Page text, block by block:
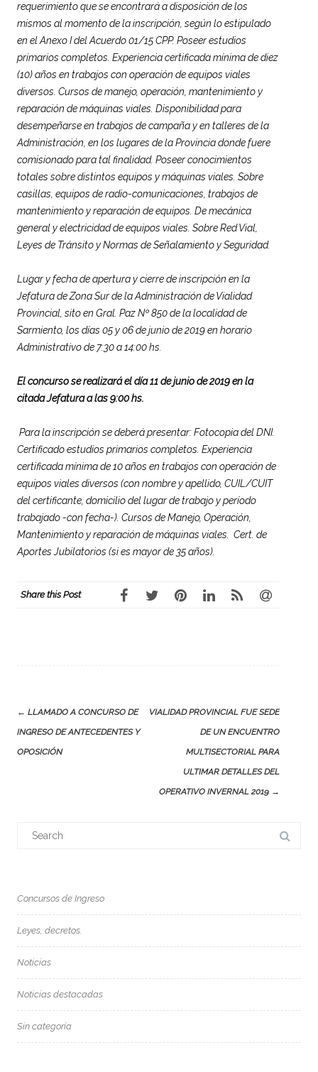
requerimiento que se encontrará a disposición de los
mismos al momento de la inscripción, según lo estipulado
en el Anexo I del Acuerdo 01/15 CPP. Poseer estudios
primarios completos. Experiencia certificada mínima de diez
(10) años en trabajos con operación de equipos viales
diversos. Cursos de manejo, operación, mantenimiento y
reparación de máquinas viales. Disponibilidad para
desempeñarse en trabajos de campaña y en talleres de la
Administración, en los lugares de la Provincia donde fuere
comisionado para tal finalidad. Poseer conocimientos
totales sobre distintos equipos y máquinas viales. Sobre
casillas, equipos de radio-comunicaciones, trabajos de
mantenimiento y reparación de equipos. De mecánica
general y electricidad de equipos viales. Sobre Red Vial,
Leyes de Tránsito y Normas de Señalamiento y Seguridad.
Lugar y fecha de apertura y cierre de inscripción en la
Jefatura de Zona Sur de la Administración de Vialidad
Provincial, sito en Gral. Paz Nº 850 de la localidad de
Sarmiento, los días 05 y 06 de junio de 2019 en horario
Administrativo de 7:30 a 14:00 hs.
El concurso se realizará el día 11 de junio de 2019 en la
citada Jefatura a las 9:00 hs.
Para la inscripción se deberá presentar: Fotocopia del DNI.
Certificado estudios primarios completos. Experiencia
certificada mínima de 10 años en trabajos con operación de
equipos viales diversos (con nombre y apellido, CUIL/CUIT
del certificante, domicilio del lugar de trabajo y período
trabajado -con fecha-). Cursos de Manejo, Operación,
Mantenimiento y reparación de máquinas viales. Cert. de
Aportes Jubilatorios (si es mayor de 35 años).
Share this Post
Post
navigation
← LLAMADO A CONCURSO DE
INGRESO DE ANTECEDENTES Y
OPOSICIÓN
VIALIDAD PROVINCIAL FUE SEDE
DE UN ENCUENTRO
MULTISECTORIAL PARA
ULTIMAR DETALLES DEL
OPERATIVO INVERNAL 2019 →
Concursos de Ingreso
Leyes, decretos.
Noticias
Noticias destacadas
Sin categoría